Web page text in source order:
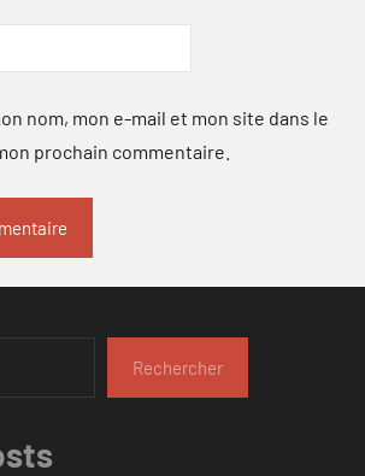
nom, mon e-mail et mon site dans le
prochain commentaire.
Rechercher